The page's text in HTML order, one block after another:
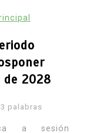
2028
palabras
a sesión